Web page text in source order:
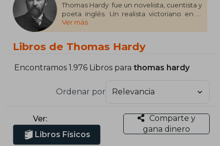
Thomas Hardy ​ fue un novelista, cuentista y
poeta inglés. Un realista victoriano en la
tradición de George Eliot, fue influenciado
tanto en sus novelas como en su poesía
de William Wordsworth
Ver más
Libros de Thomas Hardy
Encontramos 1.976 Libros parathomas hardy
Ordenar por
Ver:
Libros Físicos
Comparte y
gana dinero